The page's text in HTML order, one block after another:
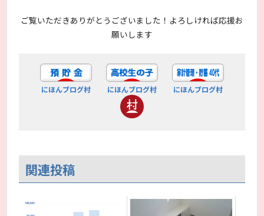
ご覧いただきありがとうございました！よろしければ応援お
願いします
にほんブログ村 にほんブログ村 にほんブログ村
関連投稿